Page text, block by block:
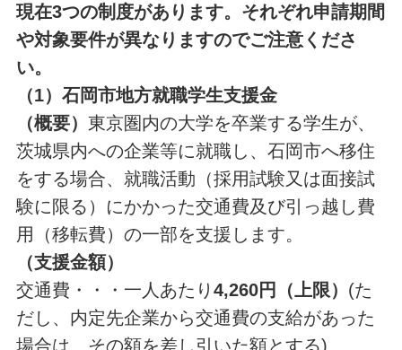
現在3つの制度があります。それぞれ申請期間
や対象要件が異なりますのでご注意くださ
い。
（1）石岡市地方就職学生支援金
（概要） 東京圏内の大学を卒業する学生が、
茨城県内への企業等に就職し、石岡市へ移住
をする場合、就職活動（採用試験又は面接試
験に限る）にかかった交通費及び引っ越し費
用（移転費）の一部を支援します。
（支援金額）
交通費・・・一人あたり 4,260円（上限） (た
だし、内定先企業から交通費の支給があった
場合は、その額を差し引いた額とする)